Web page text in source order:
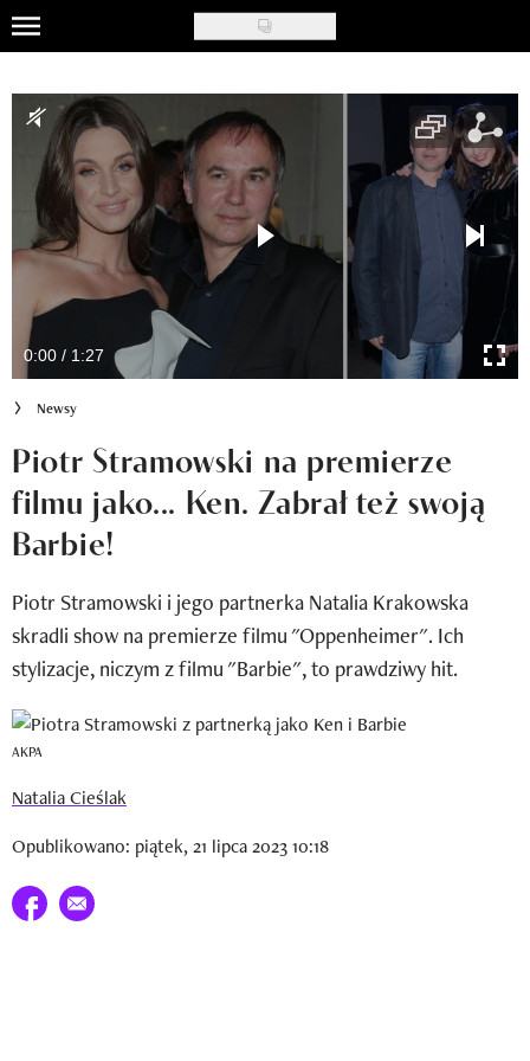
Skip
to
main
content
Moda
Ślub i wesele
Styl życia
Nasze akcje
Inspiracje
Klub Recenzentki
Newsy
Newsletter
Wizaz Summer Influ School
Mój profil / Zarejestruj się
0:00 / 1:27
Newsy
Piotr Stramowski na premierze
filmu jako... Ken. Zabrał też swoją
Barbie!
Piotr Stramowski i jego partnerka Natalia Krakowska
skradli show na premierze filmu "Oppenheimer". Ich
stylizacje, niczym z filmu "Barbie", to prawdziwy hit.
AKPA
Natalia Cieślak
Opublikowano: piątek, 21 lipca 2023 10:18
Udostępnij na facebook
E-mail do przyjaciela